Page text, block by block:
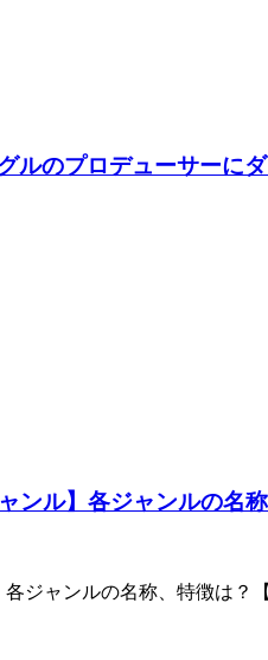
のプロデューサーに
ンル】各ジャンルの名
ジャンルの名称、特徴は？